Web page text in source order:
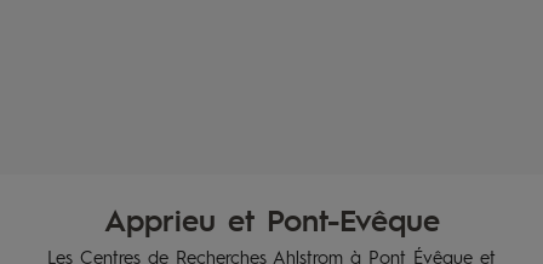
Apprieu et Pont-Evêque
Les Centres de Recherches Ahlstrom à Pont Évêque et